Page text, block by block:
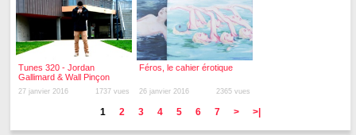
Tunes 320 - Jordan
Gallimard & Wall Pinçon
27 janvier 2016 1737 vues
Féros, le cahier érotique
26 janvier 2016 2365 vues
1 2 3 4 5 6 7 > >|